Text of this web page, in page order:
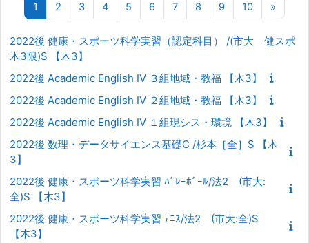
1 ページ 1
2 ページ 2
3ページ 3
4ページ 4
5 ページ 5
6ページ 6
7ページ 7
8 ページ 8
9ページ 9
10ページ 10
»
2022後 健康・スポーツ科学実習（認定科目） /(市大 健スポ
木3限)S 【木3】
2022後 Academic English IV ３組地域・教福 【木3】
2022後 Academic English IV ２組地域・教福 【木3】
2022後 Academic English IV １組現シス・環境 【木3】
2022後 数理・データサイエンス基礎C /杉本［全］S 【木
3】
2022後 健康・スポーツ科学実習 ﾊﾞﾚｰﾎﾞｰﾙ/法2 (市大:
全)S 【木3】
2022後 健康・スポーツ科学実習 ﾃﾆｽ/法2 (市大:全)S
【木3】